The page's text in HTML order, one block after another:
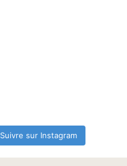
Suivre sur Instagram